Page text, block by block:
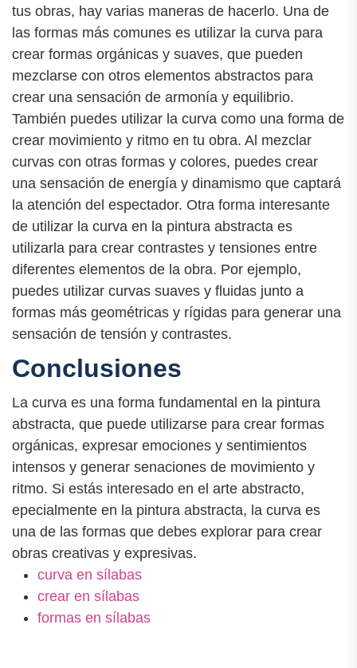
tus obras, hay varias maneras de hacerlo. Una de
las formas más comunes es utilizar la curva para
crear formas orgánicas y suaves, que pueden
mezclarse con otros elementos abstractos para
crear una sensación de armonía y equilibrio.
También puedes utilizar la curva como una forma de
crear movimiento y ritmo en tu obra. Al mezclar
curvas con otras formas y colores, puedes crear
una sensación de energía y dinamismo que captará
la atención del espectador. Otra forma interesante
de utilizar la curva en la pintura abstracta es
utilizarla para crear contrastes y tensiones entre
diferentes elementos de la obra. Por ejemplo,
puedes utilizar curvas suaves y fluidas junto a
formas más geométricas y rígidas para generar una
sensación de tensión y contrastes.
Conclusiones
La curva es una forma fundamental en la pintura
abstracta, que puede utilizarse para crear formas
orgánicas, expresar emociones y sentimientos
intensos y generar senaciones de movimiento y
ritmo. Si estás interesado en el arte abstracto,
epecialmente en la pintura abstracta, la curva es
una de las formas que debes explorar para crear
obras creativas y expresivas.
curva en sílabas
crear en sílabas
formas en sílabas